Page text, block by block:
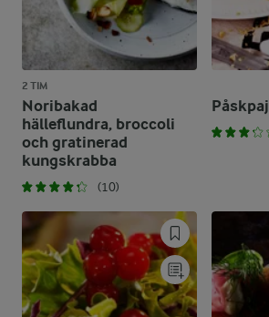
2 TIM
Noribakad
hälleflundra, broccoli
och gratinerad
kungskrabba
(10)
Påskpaj